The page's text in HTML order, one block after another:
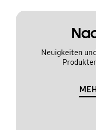
Neuigkeiten